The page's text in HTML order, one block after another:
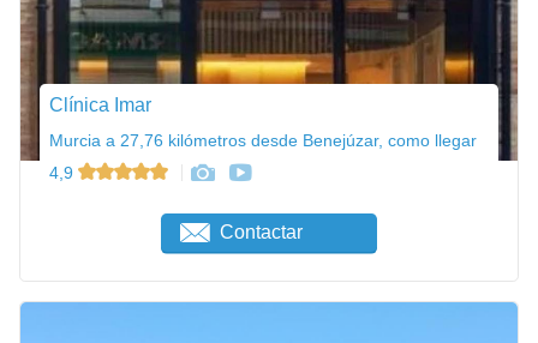
Clínica Imar
Murcia a 27,76 kilómetros desde Benejúzar, como llegar
4,9
Contactar